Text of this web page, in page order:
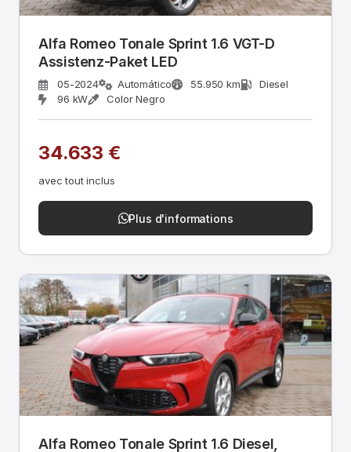
Alfa Romeo Tonale Sprint 1.6 VGT-D
Assistenz-Paket LED
05-2024 Automático 55.950 km
Diesel
96 kW
Color Negro
34.633 €
avec tout inclus
Plus d'informations
Alfa Romeo Tonale Sprint 1.6 Diesel,